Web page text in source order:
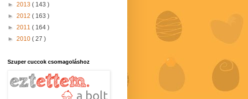
► 2013 ( 143 )
► 2012 ( 163 )
► 2011 ( 164 )
► 2010 ( 27 )
Szuper cuccok csomagoláshoz